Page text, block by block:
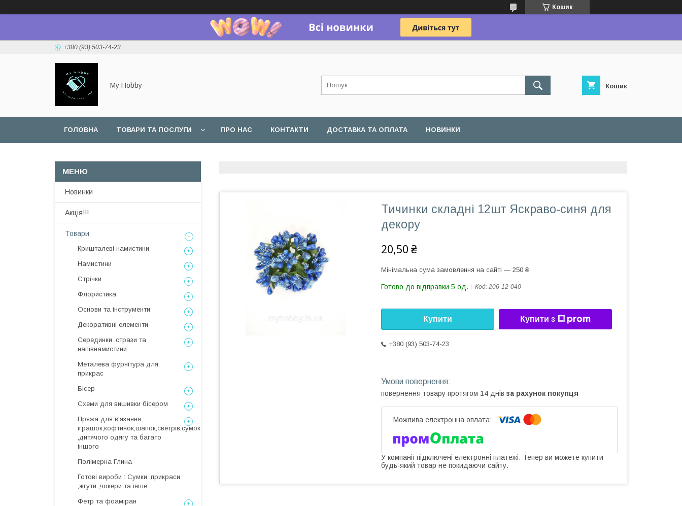
Кошик
+380 (93) 503-74-23
My Hobby Кошик
ГОЛОВНА ТОВАРИ ТА ПОСЛУГИ ПРО НАС КОНТАКТИ ДОСТАВКА ТА ОПЛАТА НОВИНКИ
Тичинки складні 12шт Яскраво-синя для
декору
20,50 ₴
Мінімальна сума замовлення на сайті — 250 ₴
Готово до відправки 5 од. Код: 206-12-040
Купити Купити з
+380 (93) 503-74-23
повернення товару протягом 14 днів за рахунок покупця
У компанії підключені електронні платежі. Тепер ви можете купити
будь-який товар не покидаючи сайту.
Новинки
Акція!!!
Товари
Кришталеві намистини
Намистини
Стрічки
Флористика
Основи та інструменти
Декоративні елементи
Серединки ,стрази та
напівнамистини
Металева фурнітура для
прикрас
Бісер
Схеми для вишивки бісером
Пряжа для в'язання :
іграшок,кофтинок,шапок,светрів,сумок
,дитячого одягу та багато
іншого
Полімерна Глина
Готові вироби : Сумки ,прикраси
,жгути ,чокери та інше
Фетр та фоаміран